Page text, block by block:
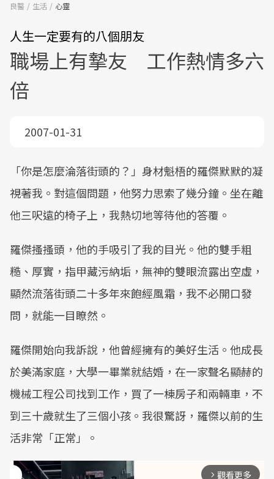
良醫 生活 心靈
人生一定要有的八個朋友
職場上有摯友 工作熱情多六
倍
2007-01-31
「你是怎麼淪落街頭的？」身材魁梧的羅傑默默的凝
視著我。對這個問題，他努力思索了幾分鐘。坐在離
他三呎遠的椅子上，我熱切地等待他的答覆。
羅傑搔搔頭，他的手吸引了我的目光。他的雙手粗
糙、厚實，指甲藏污納垢，無神的雙眼流露出空虛，
顯然流落街頭二十多年來飽經風霜，我不必開口發
問，就能一目瞭然。
羅傑開始向我訴說，他曾經擁有的美好生活。他成長
於美滿家庭，大學一畢業就結婚，在一家聲名顯赫的
機械工程公司找到工作，買了一棟房子和兩輛車，不
到三十歲就生了三個小孩。我很驚訝，羅傑以前的生
活非常「正常」。
arrow_forward_ios 觀看更多